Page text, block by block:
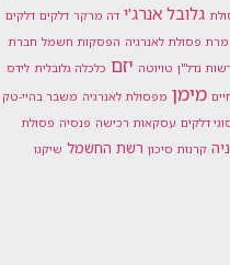
גלובל אנרג'י דה מרקר דלקים דלקים
פסולת לאנרגיה הפסקות חשמל חברת
נדל"ן טויוטה יזם כלכלה גלובלית לידס
מימן מפסולת לאנרגיה משבר בהיי-טק
דלקים עסקאות רכישה פנסיה פסולת
קרנות סיכון רשת החשמל שיקגו